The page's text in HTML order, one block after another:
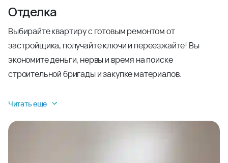
Отделка
Выбирайте квартиру с готовым ремонтом от
застройщика, получайте ключи и переезжайте! Вы
экономите деньги, нервы и время на поиске
строительной бригады и закупке материалов.
Читать еще